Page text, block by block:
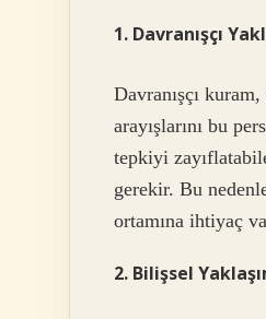
1. Davranışçı
Davranışçı
arayışlarını bu
tepkiyi
gerekir. Bu
ortamına ihtiyaç
2. Bilişsel